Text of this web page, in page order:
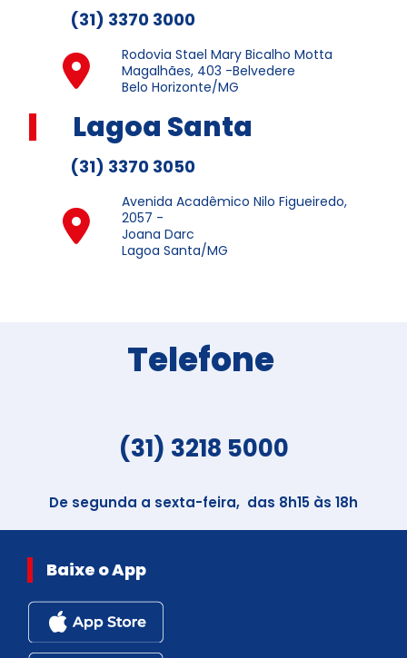
(31) 3370 3000
Rodovia Stael Mary Bicalho Motta
Magalhães, 403 -Belvedere
Belo Horizonte/MG
Lagoa Santa
(31) 3370 3050
Avenida Acadêmico Nilo Figueiredo,
2057 -
Joana Darc
Lagoa Santa/MG
Telefone
(31) 3218 5000
De segunda a sexta-feira, das 8h15 às 18h
Baixe o App